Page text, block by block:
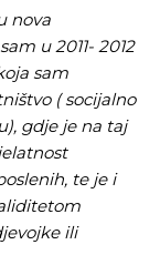
nova
u 2011- 2012
sam
( socijalno
gdje je na taj
te je i
ili